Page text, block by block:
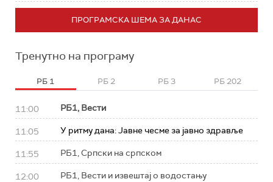
ПРОГРАМСКА ШЕМА ЗА ДАНАС
Тренутно на програму
РБ 1 РБ 2 РБ 3 РБ 202
11:00 РБ1, Вести
11:05 У ритму дана: Јавне чесме за јавно здравље
11:55 РБ1, Српски на српском
12:00 РБ1, Вести и извештај о водостању